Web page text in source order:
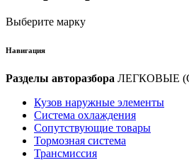
Выберите марку
Навигация
Разделы авторазбора ЛЕГКОВЫЕ
Кузов наружные элементы
Система охлаждения
Сопутствующие товары
Тормозная система
Трансмиссия